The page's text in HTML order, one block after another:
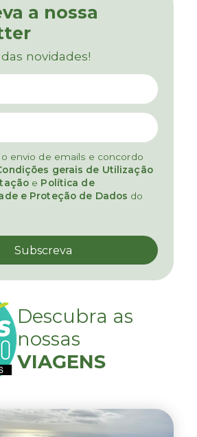
a nossa
novidades!
envio de emails e concordo
gerais de Utilização
e Política de
e Proteção de Dados do
Descubra as
nossas
VIAGENS